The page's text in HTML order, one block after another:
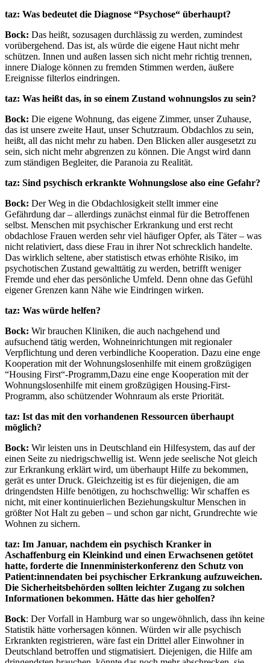
taz: Was bedeutet die Diagnose “Psychose“ überhaupt?
Bock: Das heißt, sozusagen durchlässig zu werden, zumindest
vorübergehend. Das ist, als würde die eigene Haut nicht mehr
schützen. Innen und außen lassen sich nicht mehr richtig trennen,
innere Dialoge können zu fremden Stimmen werden, äußere
Ereignisse filterlos eindringen.
taz: Was heißt das, in so einem Zustand wohnungslos zu sein?
Bock: Die eigene Wohnung, das eigene Zimmer, unser Zuhause,
das ist unsere zweite Haut, unser Schutzraum. Obdachlos zu sein,
heißt, all das nicht mehr zu haben. Den Blicken aller ausgesetzt zu
sein, sich nicht mehr abgrenzen zu können. Die Angst wird dann
zum ständigen Begleiter, die Paranoia zu Realität.
taz: Sind psychisch erkrankte Wohnungslose also eine Gefahr?
Bock: Der Weg in die Obdachlosigkeit stellt immer eine
Gefährdung dar – allerdings zunächst einmal für die Betroffenen
selbst. Menschen mit psychischer Erkrankung und erst recht
obdachlose Frauen werden sehr viel häufiger Opfer, als Täter – was
nicht relativiert, dass diese Frau in ihrer Not schrecklich handelte.
Das wirklich seltene, aber statistisch etwas erhöhte Risiko, im
psychotischen Zustand gewalttätig zu werden, betrifft weniger
Fremde und eher das persönliche Umfeld. Denn ohne das Gefühl
eigener Grenzen kann Nähe wie Eindringen wirken.
taz: Was würde helfen?
Bock: Wir brauchen Kliniken, die auch nachgehend und
aufsuchend tätig werden, Wohneinrichtungen mit regionaler
Verpflichtung und deren verbindliche Kooperation. Dazu eine enge
Kooperation mit derWohnungslosenhilfe mit einem großzügigen
“Housing First“-Programm,Dazu eine enge Kooperation mit der
Wohnungslosenhilfe mit einem großzügigen Housing-First-
Programm, also schützender Wohnraum als erste Priorität.
taz: Ist das mit den vorhandenen Ressourcen überhaupt
möglich?
Bock: Wir leisten uns in Deutschland ein Hilfesystem, das auf der
einen Seite zu niedrigschwellig ist. Wenn jede seelische Not gleich
zur Erkrankung erklärt wird, um überhaupt Hilfe zu bekommen,
gerät es unter Druck. Gleichzeitig ist es für diejenigen, die am
dringendsten Hilfe benötigen, zu hochschwellig: Wir schaffen es
nicht, mit einer kontinuierlichen Beziehungskultur Menschen in
größter Not Halt zu geben – und schon gar nicht, Grundrechte wie
Wohnen zu sichern.
taz: Im Januar, nachdem ein psychisch Kranker in
Aschaffenburg ein Kleinkind und einen Erwachsenen getötet
hatte, forderte die Innenministerkonferenz den Schutz von
Patient:innendaten bei psychischer Erkrankung aufzuweichen.
Die Sicherheitsbehörden sollten leichter Zugang zu solchen
Informationen bekommen. Hätte das hier geholfen?
Bock: Der Vorfall in Hamburg war so ungewöhnlich, dass ihn keine
Statistik hätte vorhersagen können. Würden wir alle psychisch
Erkrankten registrieren, wäre fast ein Drittel aller Einwohner in
Deutschland betroffen und stigmatisiert. Diejenigen, die Hilfe am